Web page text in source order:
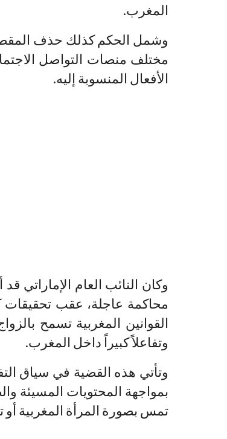
المغرب.
وشمل الحكم كذلك حذف
مختلف منصات التواصل
الأفعال المنسوبة إليه.
وكان النائب العام الإماراتي
محاكمة عاجلة، عقب تحقيقات
القوانين المغربية تسمح
وتفاعلاً كبيراً داخل المغرب.
وتأتي هذه القضية في سياق
بمواجهة المحتويات المسيئة
تمس بصورة المرأة المغربية